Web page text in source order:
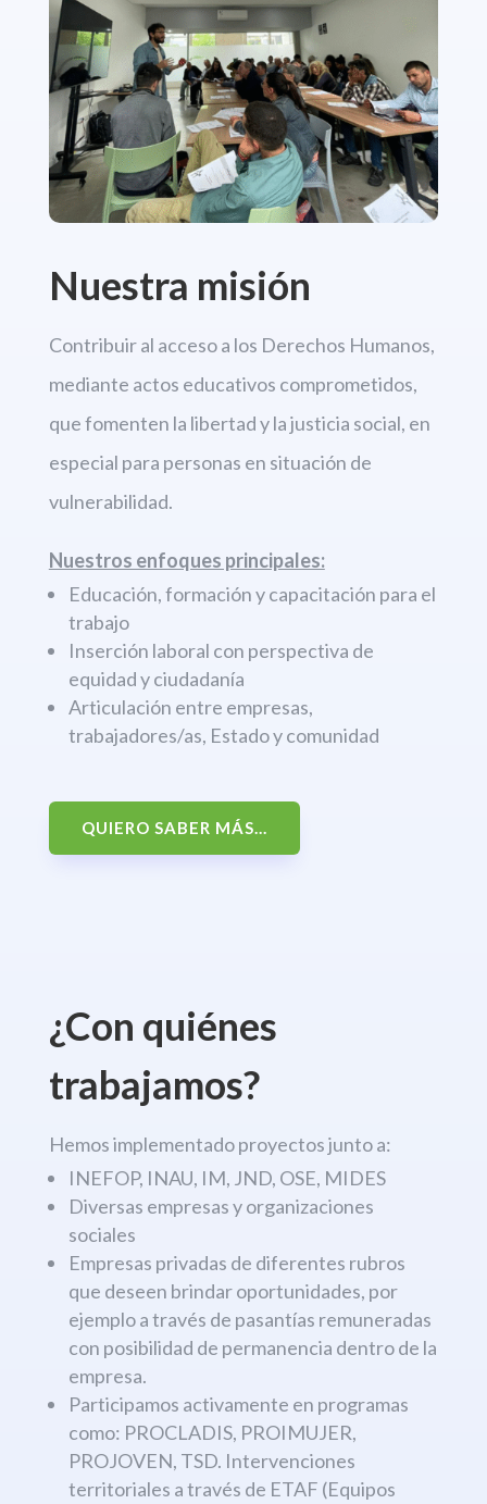
Nuestra misión
Contribuir al acceso a los Derechos Humanos,
mediante actos educativos comprometidos,
que fomenten la libertady la justicia social, en
especial para personas en situación de
vulnerabilidad.
Nuestros enfoques principales:
Educación, formación y capacitación para el
trabajo
Inserción laboral con perspectiva de
equidad y ciudadanía
Articulación entre empresas,
trabajadores/as, Estado y comunidad
QUIERO SABER MÁS...
¿Con quiénes
trabajamos?
Hemos implementado proyectos junto a:
INEFOP, INAU, IM, JND, OSE, MIDES
Diversas empresas y organizaciones
sociales
Empresas privadas de diferentes rubros
que deseen brindar oportunidades, por
ejemplo a través de pasantías remuneradas
con posibilidad de permanencia dentro de la
empresa.
Participamos activamente en programas
como: PROCLADIS, PROIMUJER,
PROJOVEN, TSD. Intervenciones
territoriales a través de ETAF (Equipos